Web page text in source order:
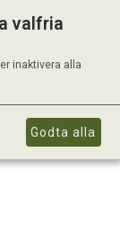
valfria
inaktivera alla
Godta alla